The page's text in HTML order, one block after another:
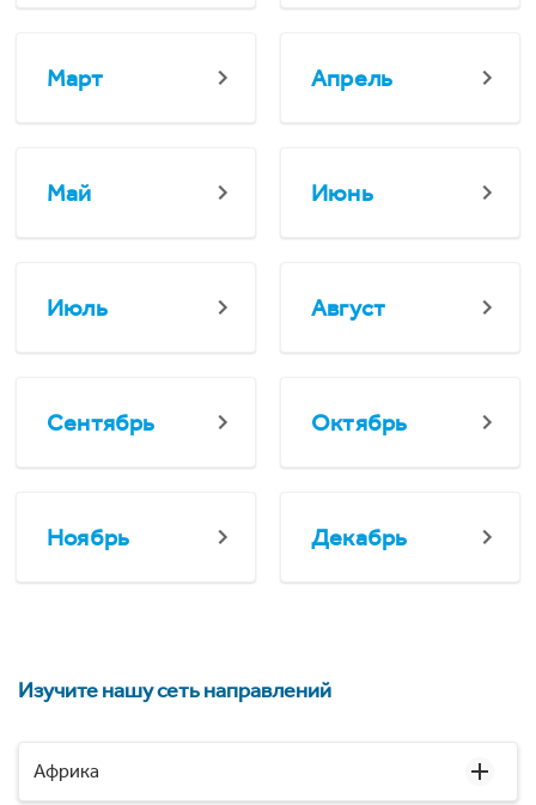
Март Апрель
Май Июнь
Июль Август
Сентябрь Октябрь
Ноябрь Декабрь
Изучите нашу сеть направлений
Африка